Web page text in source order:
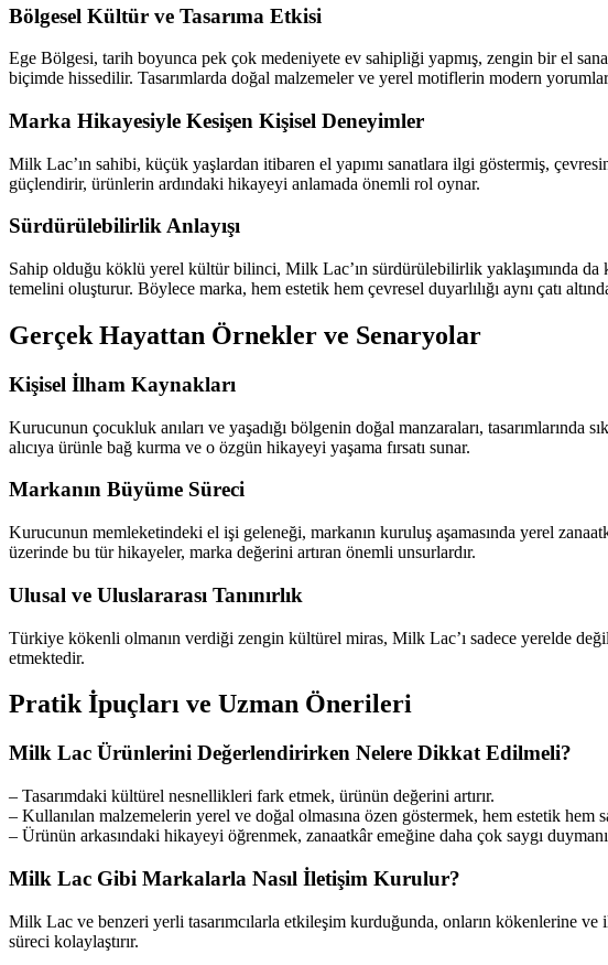
Bölgesel Kültür ve Tasarıma Etkisi
Ege Bölgesi, tarih boyunca pek çok medeniyete ev sahipliği yapmış, zengin bir el
biçimde hissedilir. Tasarımlarda doğal malzemeler ve yerel motiflerin modern
Marka Hikayesiyle Kesişen Kişisel Deneyimler
Milk Lac’ın sahibi, küçük yaşlardan itibaren el yapımı sanatlara ilgi göstermiş,
güçlendirir, ürünlerin ardındaki hikayeyi anlamada önemli rol oynar.
Sürdürülebilirlik Anlayışı
Sahip olduğu köklü yerel kültür bilinci, Milk Lac’ın sürdürülebilirlik yaklaşımında
temelini oluşturur. Böylece marka, hem estetik hem çevresel duyarlılığı aynı çatı
Gerçek Hayattan Örnekler ve Senaryolar
Kişisel İlham Kaynakları
Kurucunun çocukluk anıları ve yaşadığı bölgenin doğal manzaraları,
alıcıya ürünle bağ kurma ve o özgün hikayeyi yaşama fırsatı sunar.
Markanın Büyüme Süreci
Kurucunun memleketindeki el işi geleneği, markanın kuruluş aşamasında yerel
üzerinde bu tür hikayeler, marka değerini artıran önemli unsurlardır.
Ulusal ve Uluslararası Tanınırlık
Türkiye kökenli olmanın verdiği zengin kültürel miras, Milk Lac’ı sadece yerelde
etmektedir.
Pratik İpuçları ve Uzman Önerileri
Milk Lac Ürünlerini Değerlendirirken Nelere Dikkat Edilmeli?
– Tasarımdaki kültürel nesnellikleri fark etmek, ürünün değerini artırır.
– Kullanılan malzemelerin yerel ve doğal olmasına özen göstermek, hem estetik hem
– Ürünün arkasındaki hikayeyi öğrenmek, zanaatkâr emeğine daha çok saygı
Milk Lac Gibi Markalarla Nasıl İletişim Kurulur?
Milk Lac ve benzeri yerli tasarımcılarla etkileşim kurduğunda, onların kökenlerine
süreci kolaylaştırır.